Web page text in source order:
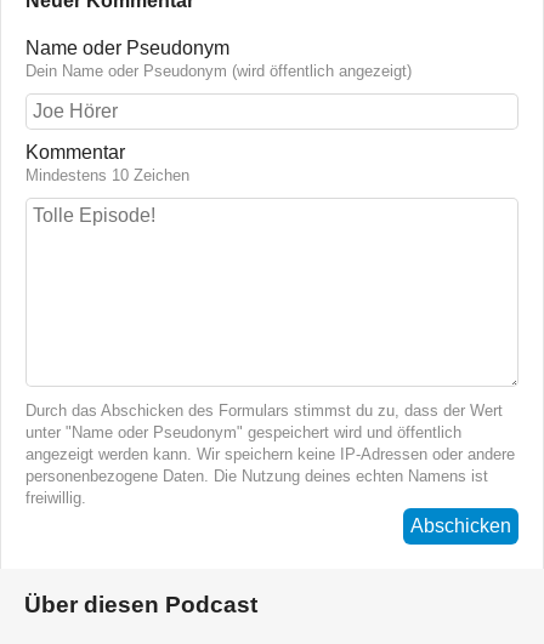
Name oder Pseudonym
Dein Name oder Pseudonym (wird öffentlich angezeigt)
Kommentar
Mindestens 10 Zeichen
Durch das Abschicken des Formulars stimmst du zu, dass der Wert
unter "Name oder Pseudonym" gespeichert wird und öffentlich
angezeigt werden kann. Wir speichern keine IP-Adressen oder andere
personenbezogene Daten. Die Nutzung deines echten Namens ist
freiwillig.
Abschicken
Über diesen Podcast